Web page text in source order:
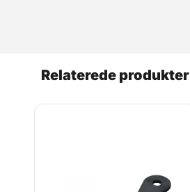
Relaterede produkter